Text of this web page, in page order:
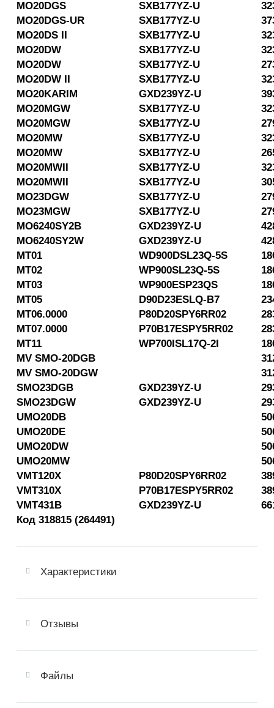
MO20DGS
SXB177YZ-U
MO20DGS-UR
SXB177YZ-U
MO20DS II
SXB177YZ-U
MO20DW
SXB177YZ-U
MO20DW
SXB177YZ-U
MO20DW II
SXB177YZ-U
MO20KARIM
GXD239YZ-U
MO20MGW
SXB177YZ-U
MO20MGW
SXB177YZ-U
MO20MW
SXB177YZ-U
MO20MW
SXB177YZ-U
MO20MWII
SXB177YZ-U
MO20MWII
SXB177YZ-U
MO23DGW
SXB177YZ-U
MO23MGW
SXB177YZ-U
MO6240SY2B
GXD239YZ-U
MO6240SY2W
GXD239YZ-U
MT01
WD900DSL23Q-5S
MT02
WP900SL23Q-5S
MT03
WP900ESP23QS
MT05
D90D23ESLQ-B7
MT06.0000
P80D20SPY6RR02
MT07.0000
P70B17ESPY5RR02
MT11
WP700ISL17Q-2I
MV SMO-20DGB
MV SMO-20DGW
SMO23DGB
GXD239YZ-U
SMO23DGW
GXD239YZ-U
UMO20DB
UMO20DE
UMO20DW
UMO20MW
VMT120X
P80D20SPY6RR02
VMT310X
P70B17ESPY5RR02
VMT431B
GXD239YZ-U
Код 318815 (264491)
Характеристики
Отзывы
Файлы